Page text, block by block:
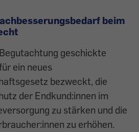
beim
geschickte
ein neues
bezweckt, die
der Endkund:innen im
zu stärken und die
zu erhöhen.